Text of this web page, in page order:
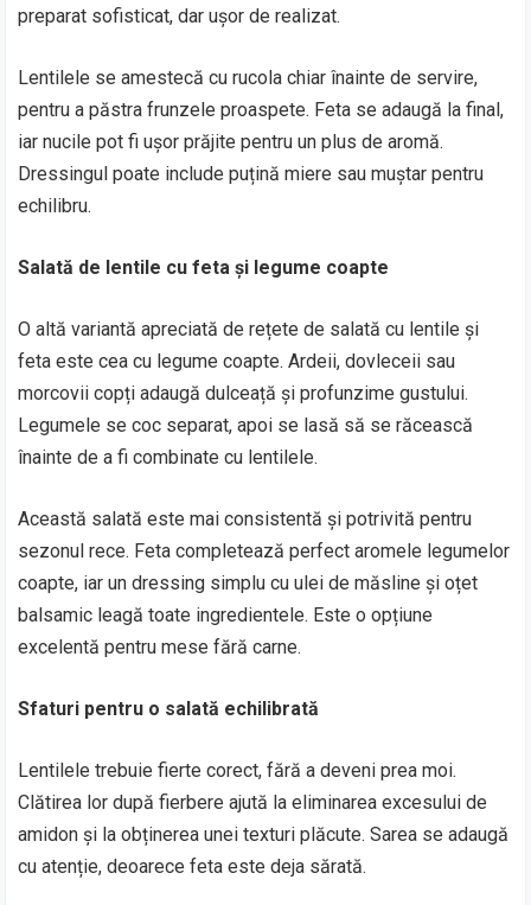
preparat sofisticat, dar ușor de realizat.
Lentilele se amestecă cu rucola chiar înainte de servire,
pentru a păstra frunzele proaspete. Feta se adaugă la final,
iar nucile pot fi ușor prăjite pentru un plus de aromă.
Dressingul poate include puțină miere sau muștar pentru
echilibru.
Salată de lentile cu feta și legume coapte
O altă variantă apreciată de rețete de salată cu lentile și
feta este cea cu legume coapte. Ardeii, dovleceii sau
morcovii copți adaugă dulceață și profunzime gustului.
Legumele se coc separat, apoi se lasă să se răcească
înainte de a fi combinate cu lentilele.
Această salată este mai consistentă și potrivită pentru
sezonul rece. Feta completează perfect aromele legumelor
coapte, iar un dressing simplu cu ulei de măsline și oțet
balsamic leagă toate ingredientele. Este o opțiune
excelentă pentru mese fără carne.
Sfaturi pentru o salată echilibrată
Lentilele trebuie fierte corect, fără a deveni prea moi.
Clătirea lor după fierbere ajută la eliminarea excesului de
amidon și la obținerea unei texturi plăcute. Sarea se adaugă
cu atenție, deoarece feta este deja sărată.